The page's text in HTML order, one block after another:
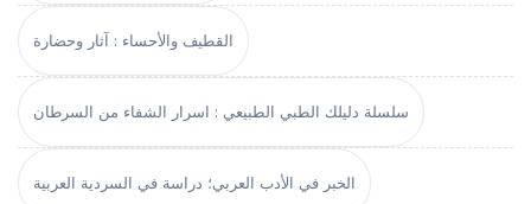
القطيف والأحساء : آثار وحضارة
سلسلة دليلك الطبي الطبيعي : اسرار الشفاء من السرطان
الخبر في الأدب العربي؛ دراسة في السردية العربية